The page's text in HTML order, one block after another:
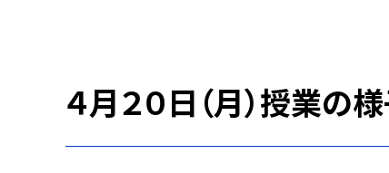
４月２０日（月）授業の様